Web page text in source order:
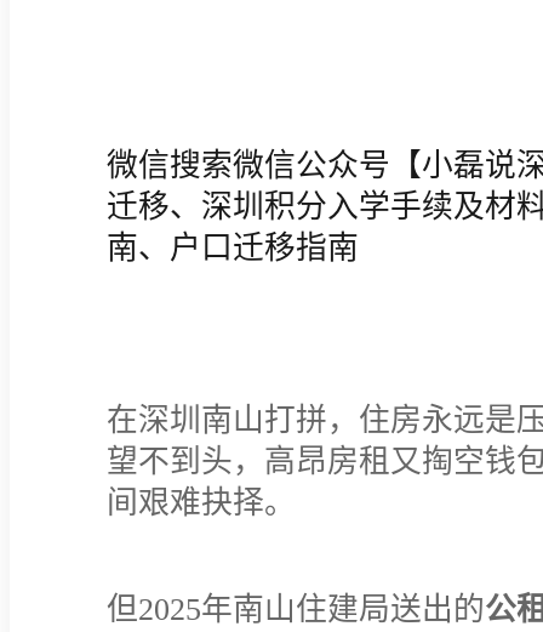
微信搜索微信公众号【小磊说
迁移、深圳积分入学手续及材
南、户口迁移指南
在深圳南山打拼，住房永远是
望不到头，高昂房租又掏空钱
间艰难抉择。
但2025年南山住建局送出的公